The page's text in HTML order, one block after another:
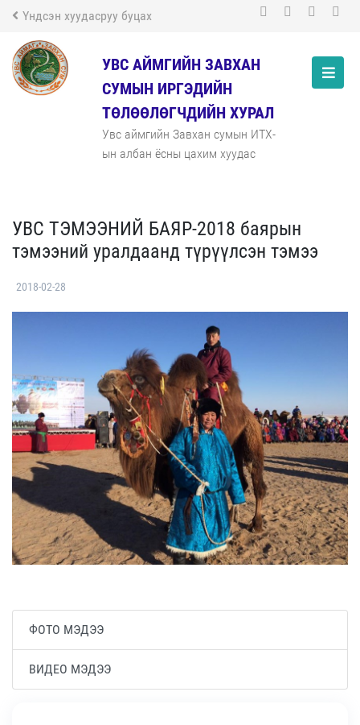
Үндсэн хуудасруу буцах
УВС АЙМГИЙН ЗАВХАН
СУМЫН ИРГЭДИЙН
ТӨЛӨӨЛӨГЧДИЙН ХУРАЛ
Увс аймгийн Завхан сумын ИТХ-
ын албан ёсны цахим хуудас
УВС ТЭМЭЭНИЙ БАЯР-2018 баярын
тэмээний уралдаанд түрүүлсэн тэмээ
2018-02-28
ФОТО МЭДЭЭ
ВИДЕО МЭДЭЭ